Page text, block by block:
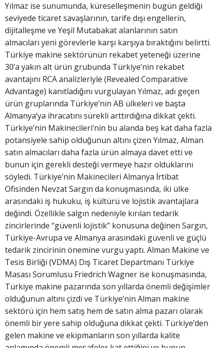
Yılmaz ise sunumunda, küreselleşmenin bugün geldiği
seviyede ticaret savaşlarının, tarife dışı engellerin,
dijitalleşme ve Yeşil Mutabakat alanlarının satın
almacıları yeni görevlerle karşı karşıya bıraktığını belirtti.
Türkiye makine sektörünün rekabet yeteneği üzerine
30’a yakın alt ürün grubunda Türkiye’nin rekabet
avantajını RCA analizleriyle (Revealed Comparative
Advantage) kanıtladığını vurgulayan Yılmaz, adı geçen
ürün gruplarında Türkiye’nin AB ülkeleri ve başta
Almanya’ya ihracatını sürekli arttırdığına dikkat çekti.
Türkiye’nin Makinecileri’nin bu alanda beş kat daha fazla
potansiyele sahip olduğunun altını çizen Yılmaz, Alman
satın almacıları daha fazla ürün almaya davet etti ve
bunun için gerekli desteği vermeye hazır olduklarını
söyledi. Türkiye’nin Makinecileri Almanya İrtibat
Ofisinden Nevzat Sargın da konuşmasında, iki ülke
arasındaki iş hukuku, iş kültürü ve lojistik avantajlara
değindi. Özellikle salgın nedeniyle kırılan tedarik
zincirlerinde “güvenli lojistik” konusuna değinen Sargın,
Türkiye-Avrupa ve Almanya arasındaki güvenli ve güçlü
tedarik zincirinin önemine vurgu yaptı. Alman Makine ve
Tesis Birliği (VDMA) Dış Ticaret Departmanı Türkiye
Masası Sorumlusu Friedrich Wagner ise konuşmasında,
Türkiye makine pazarında son yıllarda önemli değişimler
olduğunun altını çizdi ve Türkiye’nin Alman makine
sektörü için hem satış hem de satın alma pazarı olarak
önemli bir yere sahip olduğuna dikkat çekti. Türkiye’den
gelen makine ve ekipmanların son yıllarda kalite